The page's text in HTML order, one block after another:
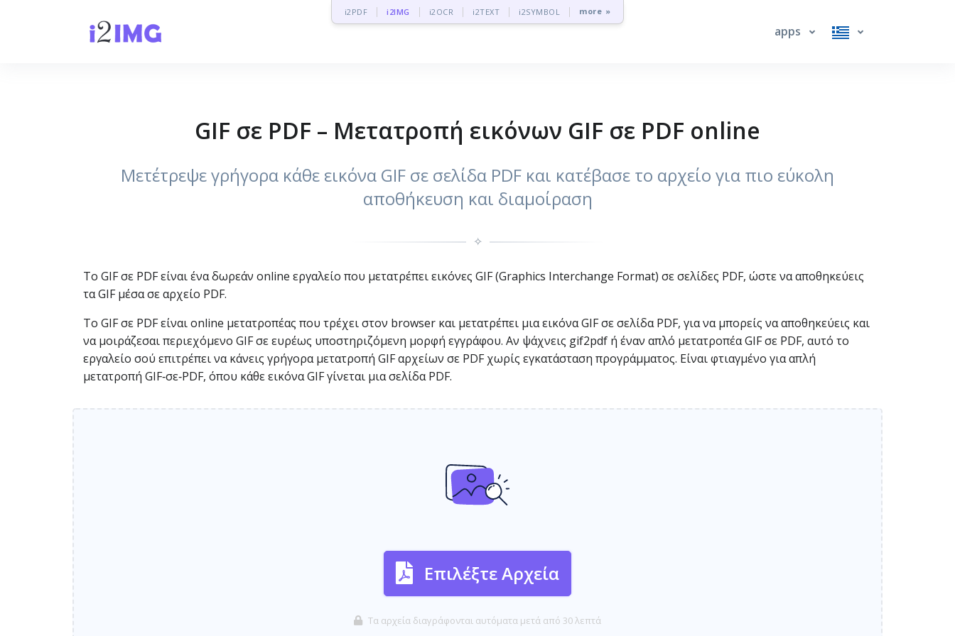
i2PDF i2IMG i2OCR i2TEXT i2SYMBOL more »
apps
GIF σε PDF – Μετατροπή εικόνων GIF σε PDF online
Μετέτρεψε γρήγορα κάθε εικόνα GIF σε σελίδα PDF και κατέβασε το αρχείο για πιο εύκολη
αποθήκευση και διαμοίραση
✧
Το GIF σε PDF είναι ένα δωρεάν online εργαλείο που μετατρέπει εικόνες GIF (Graphics Interchange Format) σε σελίδες PDF, ώστε να αποθηκεύεις
τα GIF μέσα σε αρχείο PDF.
Το GIF σε PDF είναι online μετατροπέας που τρέχει στον browser και μετατρέπει μια εικόνα GIF σε σελίδα PDF, για να μπορείς να αποθηκεύεις και
να μοιράζεσαι περιεχόμενο GIF σε ευρέως υποστηριζόμενη μορφή εγγράφου. Αν ψάχνεις gif2pdf ή έναν απλό μετατροπέα GIF σε PDF, αυτό το
εργαλείο σού επιτρέπει να κάνεις γρήγορα μετατροπή GIF αρχείων σε PDF χωρίς εγκατάσταση προγράμματος. Είναι φτιαγμένο για απλή
μετατροπή GIF‑σε‑PDF, όπου κάθε εικόνα GIF γίνεται μια σελίδα PDF.
Επιλέξτε Αρχεία
Τα αρχεία διαγράφονται αυτόματα μετά από 30 λεπτά